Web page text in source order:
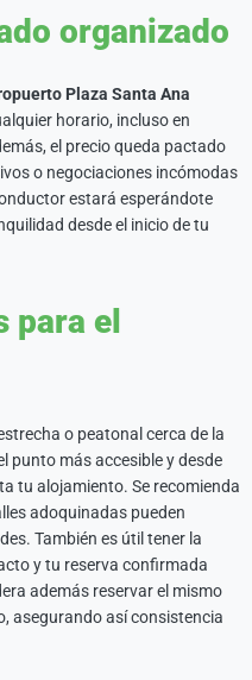
organizado
Plaza Santa Ana
horario, incluso en
el precio queda pactado
o negociaciones incómodas
estará esperándote
desde el inicio de tu
para el
o peatonal cerca de la
punto más accesible y desde
tu alojamiento. Se recomienda
adoquinadas pueden
También es útil tener la
y tu reserva confirmada
además reservar el mismo
asegurando así consistencia